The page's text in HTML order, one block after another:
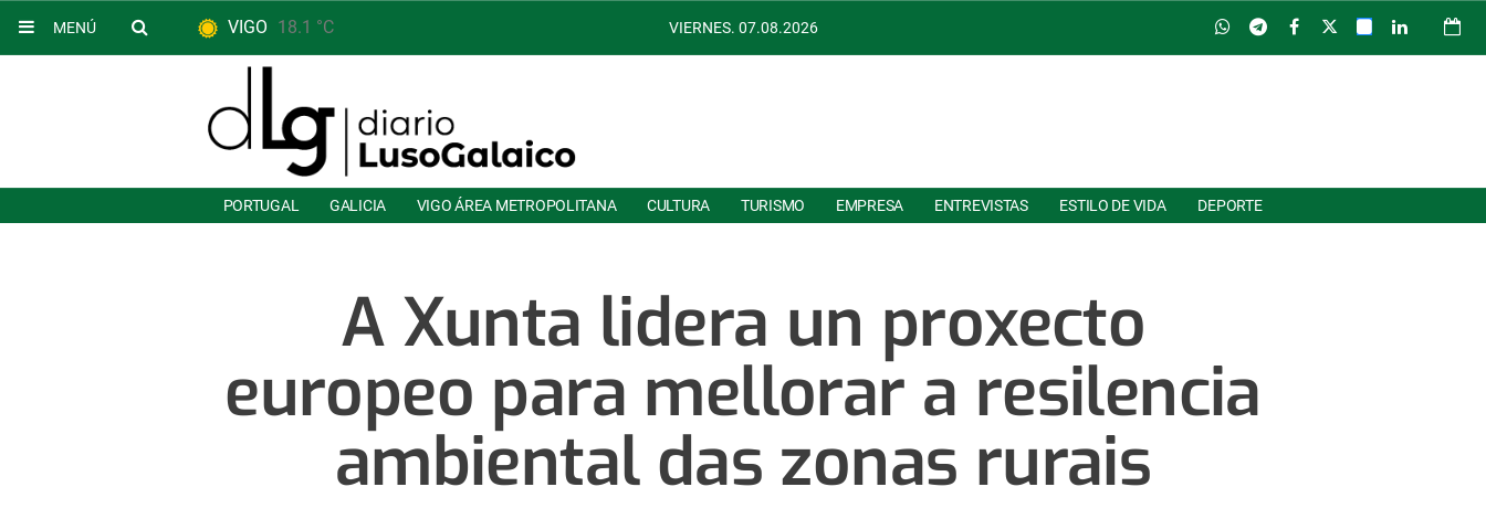
MENÚ VIGO 18.1 °C VIERNES. 07.08.2026
PORTUGAL GALICIA VIGO ÁREA METROPOLITANA CULTURA TURISMO EMPRESA ENTREVISTAS ESTILO DE VIDA DEPORTE
A Xunta lidera un proxecto
europeo para mellorar a resilencia
ambiental das zonas rurais